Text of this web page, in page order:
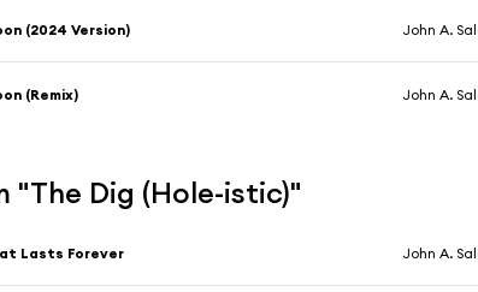
(2024 Version) John A.
(Remix) John A.
"The Dig (Hole-istic)"
Lasts Forever John A.